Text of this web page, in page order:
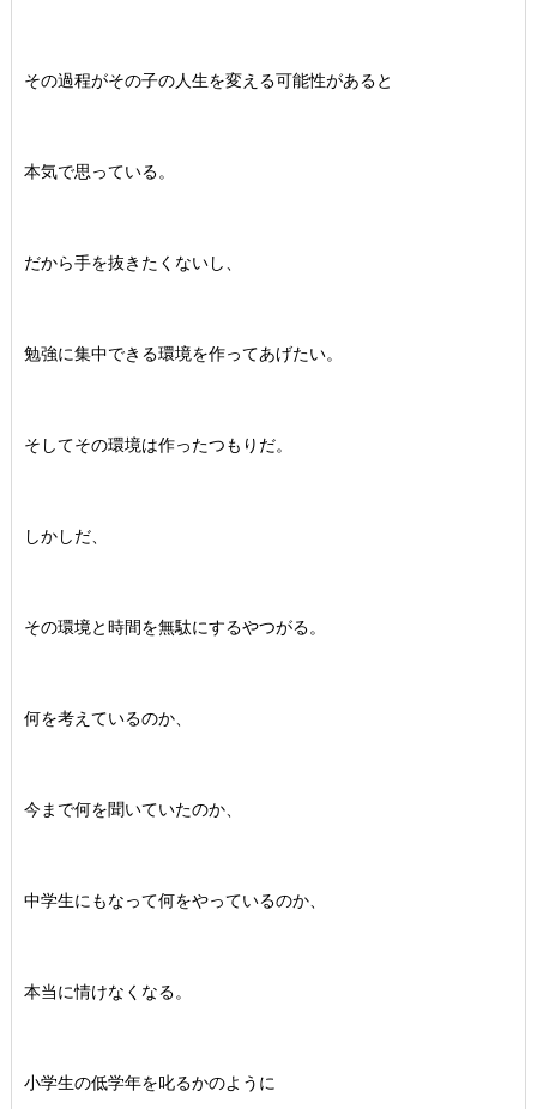
その過程がその子の人生を変える可能性があると
本気で思っている。
だから手を抜きたくないし、
勉強に集中できる環境を作ってあげたい。
そしてその環境は作ったつもりだ。
しかしだ、
その環境と時間を無駄にするやつがる。
何を考えているのか、
今まで何を聞いていたのか、
中学生にもなって何をやっているのか、
本当に情けなくなる。
小学生の低学年を叱るかのように